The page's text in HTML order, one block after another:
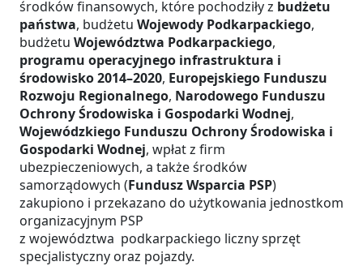
środków finansowych, które pochodziły z budżetu
państwa, budżetu Wojewody Podkarpackiego,
budżetu Województwa Podkarpackiego,
programu operacyjnego infrastruktura i
środowisko 2014–2020, Europejskiego Funduszu
Rozwoju Regionalnego, Narodowego Funduszu
Ochrony Środowiska i Gospodarki Wodnej,
Wojewódzkiego Funduszu Ochrony Środowiska i
Gospodarki Wodnej, wpłat z firm
ubezpieczeniowych, a także środków
samorządowych (Fundusz Wsparcia PSP)
zakupiono i przekazano do użytkowania jednostkom
organizacyjnym PSP
z województwa podkarpackiego liczny sprzęt
specjalistyczny oraz pojazdy.